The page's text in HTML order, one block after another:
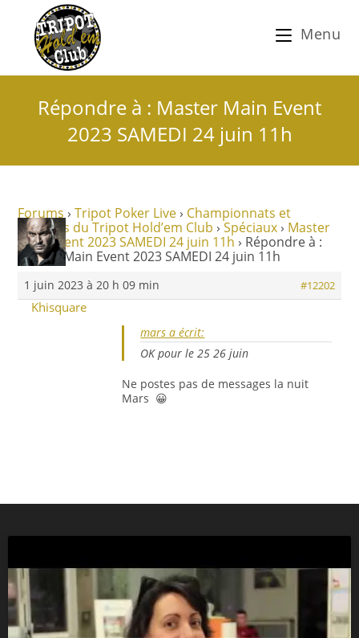
Menu
Répondre à : Master Main Event
2023 SAMEDI 24 juin 11h
Forums › Tripot Poker Live › Championnats et
tournois du Tripot Hold’em Club › Spéciaux › Master
Main Event 2023 SAMEDI 24 juin 11h › Répondre à :
Master Main Event 2023 SAMEDI 24 juin 11h
1 juin 2023 à 20 h 09 min #12202
Khisquare
mars a écrit:
OK pour le 25 26 juin
Ne postes pas de messages la nuit
Mars 😀